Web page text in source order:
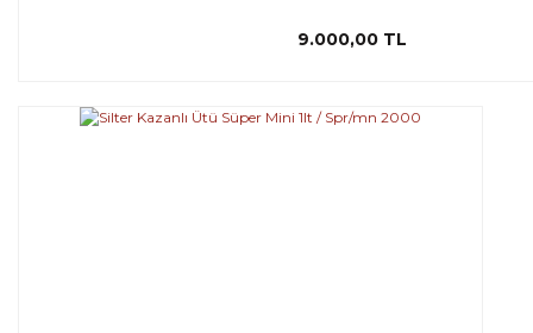
9.000,00 TL